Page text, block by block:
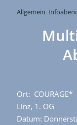
Allgemein,
Ort:
Linz, 1. OG
Datum: